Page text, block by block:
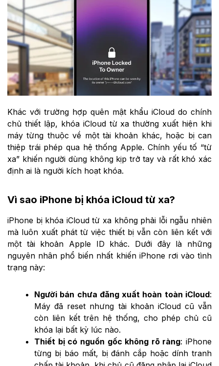
Khác với trường hợp quên mật khẩu iCloud do chính
chủ thiết lập, khóa iCloud từ xa thường xuất hiện khi
máy từng thuộc về một tài khoản khác, hoặc bị can
thiệp trái phép qua hệ thống Apple. Chính yếu tố “từ
xa” khiến người dùng không kịp trở tay và rất khó xác
định ai là người kích hoạt khóa.
Vì sao iPhone bị khóa iCloud từ xa?
iPhone bị khóa iCloud từ xa không phải lỗi ngẫu nhiên
mà luôn xuất phát từ việc thiết bị vẫn còn liên kết với
một tài khoản Apple ID khác. Dưới đây là những
nguyên nhân phổ biến nhất khiến iPhone rơi vào tình
trạng này:
Người bán chưa đăng xuất hoàn toàn iCloud:
Máy đã reset nhưng tài khoản iCloud cũ vẫn
còn liên kết trên hệ thống, cho phép chủ cũ
khóa lại bất kỳ lúc nào.
Thiết bị có nguồn gốc không rõ ràng: iPhone
từng bị báo mất, bị đánh cắp hoặc dính tranh